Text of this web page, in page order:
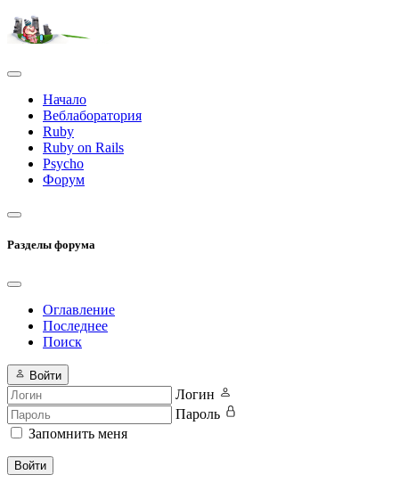
Начало
Веблаборатория
Ruby
Ruby on Rails
Psycho
Форум
Разделы форума
Оглавление
Последнее
Поиск
Войти
Логин
Пароль
Запомнить меня
Войти